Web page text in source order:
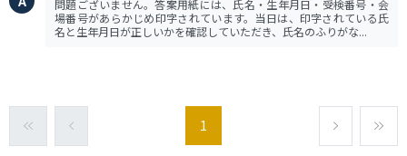
問題ございません。答案用紙には、氏名・生年月日・受検番号・会
場番号があらかじめ印字されています。当日は、印字されている氏
名と生年月日が正しいかを確認していただき、氏名のふりがな...
1